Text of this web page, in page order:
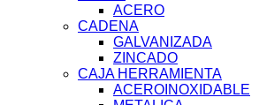
ACERO
CADENA
GALVANIZADA
ZINCADO
CAJA HERRAMIENTA
ACEROINOXIDABLE